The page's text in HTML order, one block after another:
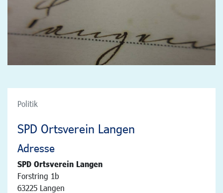
Politik
SPD Ortsverein Langen
Adresse
SPD Ortsverein Langen
Forstring 1b
63225 Langen